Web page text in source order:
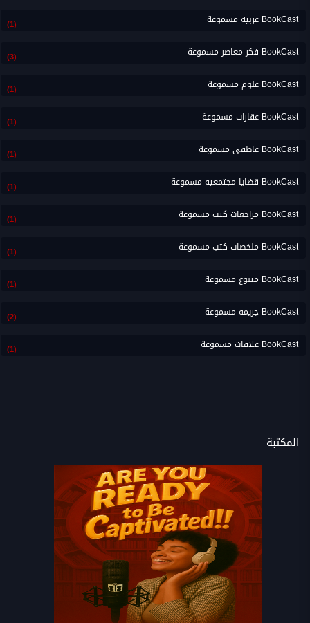
BookCast عربيه مسموعة (1)
BookCast فكر معاصر مسموعة (3)
BookCast علوم مسموعة (1)
BookCast عقارات مسموعة (1)
BookCast عاطفى مسموعة (1)
BookCast قضايا مجتمعيه مسموعة (1)
BookCast مراجعات كتب مسموعة (1)
BookCast ملخصات كتب مسموعة (1)
BookCast متنوع مسموعة (1)
BookCast جريمه مسموعة (2)
BookCast علاقات مسموعة (1)
المكتبة